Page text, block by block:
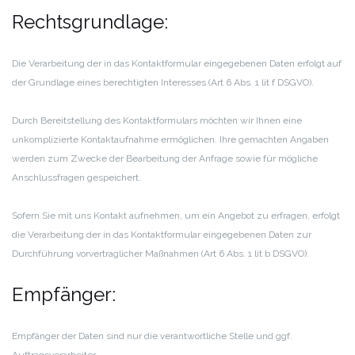
Rechtsgrundlage:
Die Verarbeitung der in das Kontaktformular eingegebenen Daten erfolgt auf
der Grundlage eines berechtigten Interesses (Art 6 Abs. 1 lit f DSGVO).
Durch Bereitstellung des Kontaktformulars möchten wir Ihnen eine
unkomplizierte Kontaktaufnahme ermöglichen. Ihre gemachten Angaben
werden zum Zwecke der Bearbeitung der Anfrage sowie für mögliche
Anschlussfragen gespeichert.
Sofern Sie mit uns Kontakt aufnehmen, um ein Angebot zu erfragen, erfolgt
die Verarbeitung der in das Kontaktformular eingegebenen Daten zur
Durchführung vorvertraglicher Maßnahmen (Art 6 Abs. 1 lit b DSGVO).
Empfänger:
Empfänger der Daten sind nur die verantwortliche Stelle und ggf.